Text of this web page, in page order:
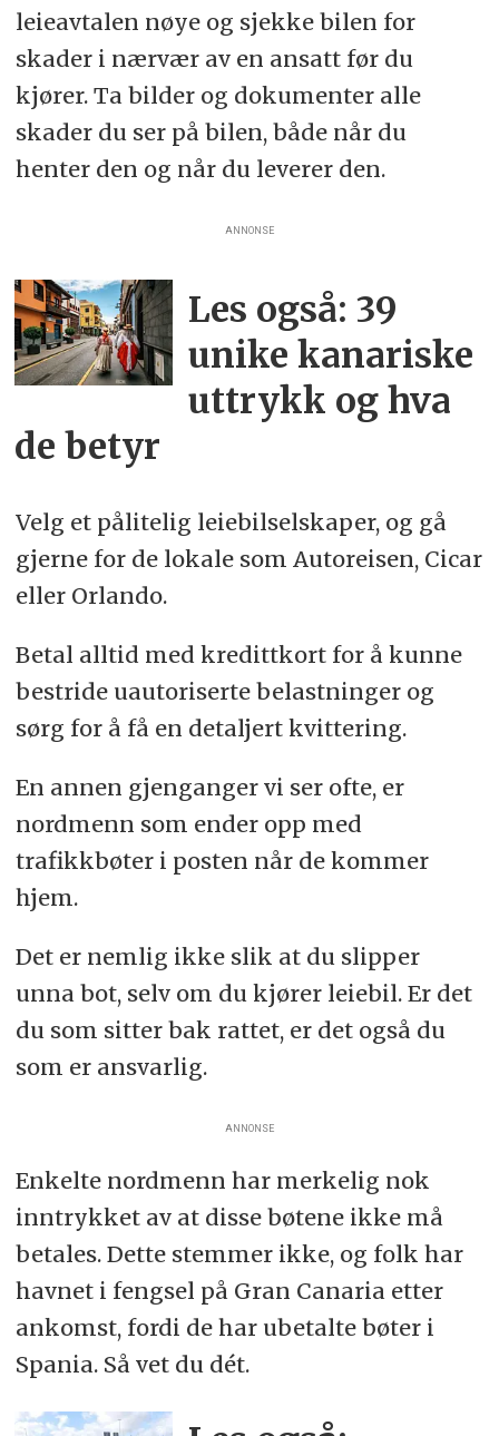
leieavtalen nøye og sjekke bilen for
skader i nærvær av en ansatt før du
kjører. Ta bilder og dokumenter alle
skader du ser på bilen, både når du
henter den og når du leverer den.
ANNONSE
Les også: 39
unike kanariske
uttrykk og hva
de betyr
Velg et pålitelig leiebilselskaper, og gå
gjerne for de lokale som Autoreisen, Cicar
eller Orlando.
Betal alltid med kredittkort for å kunne
bestride uautoriserte belastninger og
sørg for å få en detaljert kvittering.
En annen gjenganger vi ser ofte, er
nordmenn som ender opp med
trafikkbøter i posten når de kommer
hjem.
Det er nemlig ikke slik at du slipper
unna bot, selv om du kjører leiebil. Er det
du som sitter bak rattet, er det også du
som er ansvarlig.
ANNONSE
Enkelte nordmenn har merkelig nok
inntrykket av at disse bøtene ikke må
betales. Dette stemmer ikke, og folk har
havnet i fengsel på Gran Canaria etter
ankomst, fordi de har ubetalte bøter i
Spania. Så vet du dét.